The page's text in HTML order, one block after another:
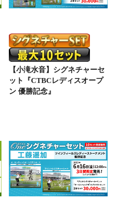
【小滝水音】シグネチャーセ
ット『CTBCレディスオープ
ン 優勝記念』